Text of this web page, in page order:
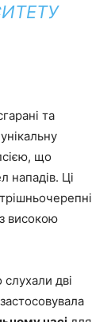
та
що
нападів. Ці
високою
дві